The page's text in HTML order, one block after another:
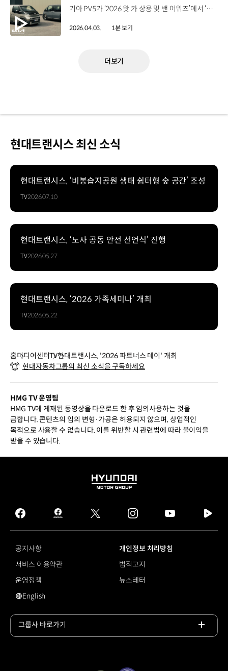
기아 PV5가 ‘2026 왓 카 상용 및 밴 어워즈’에서 ‘올해의 밴(Van of the Year)’을 포함해 3관왕을 달성했습니다. ‘상용 및 밴 어워즈’는 영국의 대표적인 자동차 전문 매체 ‘왓 카’가 주관하는 시상식인데요. 이번 시상식에서 PV5 카고는 우수한 적재 용량과 다양성 등을 인정 받아 ‘올해의 밴’과 ‘최우수 소형 전기 밴’ 두 부문을 수상했고 PV5 패신저는 승용차 수준의 세련된 주행 감각과 뛰어난 승객 편의성 등으로 ‘최우수 밴 기반 MPV’ 부문에 이름을 올렸습니다. 한편, 기아 PV5는 ‘유로 NCAP 상용 밴 안전 평가’에서도 최고 등급인 별 다섯을 획득하는 등 글로벌 주요 자동차 어워즈에서 뛰어난 제품 경쟁력을 입증했는데요. 기아는 앞으로도 다양한 고객 니즈를 충족하는 폭넓은 라인업을 통해 고객 만족도를 지속해서 높여 나갈 예정입니다.
2026.04.03. 1분 보기
더보기
현대트랜시스 최신 소식
현대트랜시스, ‘비봉습지공원 생태 쉼터형 숲 공간’ 조성
TV2026.07.10
현대트랜시스, ‘노사 공동 안전 선언식’ 진행
TV2026.05.27
현대트랜시스, ‘2026 가족세미나’ 개최
TV2026.05.22
홈미디어센터TV현대트랜시스, '2026 파트너스 데이' 개최
현대자동차그룹의 최신 소식을 구독하세요
HMG TV 운영팀
HMG TV에 게재된 동영상을 다운로드 한 후 임의사용하는 것을
금합니다. 콘텐츠의 임의 변형·가공은 허용되지 않으며, 상업적인
목적으로 사용할 수 없습니다. 이를 위반할 시 관련법에 따라 불이익을
받을 수 있습니다.
HYUNDAI
GROUP
facebook
hmg
journal
twitter instagram
tv
공지사항
개인정보 처리방침
서비스 이용약관
법적고지
운영정책
뉴스레터
영문 사이트로 이동
English
그룹사 바로가기